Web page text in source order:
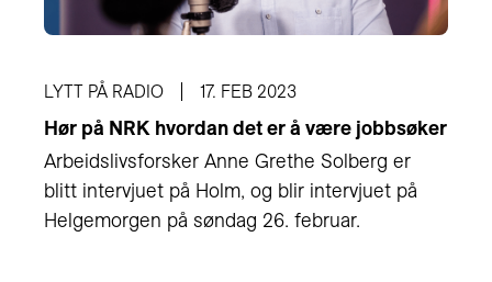
LYTT PÅ RADIO 17. FEB 2023
Hør på NRK hvordan det er å være jobbsøker
Arbeidslivsforsker Anne Grethe Solberg er
blitt intervjuet på Holm, og blir intervjuet på
Helgemorgen på søndag 26. februar.